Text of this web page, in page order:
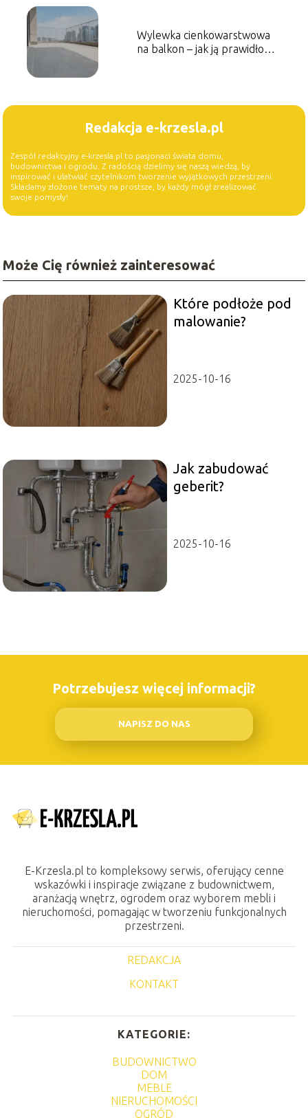
Wylewka cienkowarstwowa
na balkon – jak ją prawidłowo
Redakcja e-krzesla.pl
Zespół redakcyjny e-krzesla.pl to pasjonaci świata domu,
budownictwa i ogrodu. Z radością dzielimy się naszą wiedzą, by
inspirować i ułatwiać czytelnikom tworzenie wyjątkowych przestrzeni.
Składamy złożone tematy na prostsze, by każdy mógł zrealizować
swoje pomysły!
Może Cię również zainteresować
Które podłoże pod
malowanie?
2025-10-16
Jak zabudować
geberit?
2025-10-16
Potrzebujesz więcej informacji?
NAPISZ DO NAS
E-Krzesla.pl to kompleksowy serwis, oferujący cenne
wskazówki i inspiracje związane z budownictwem,
aranżacją wnętrz, ogrodem oraz wyborem mebli i
nieruchomości, pomagając w tworzeniu funkcjonalnych
przestrzeni.
REDAKCJA
KONTAKT
KATEGORIE:
BUDOWNICTWO
DOM
MEBLE
NIERUCHOMOŚCI
OGRÓD